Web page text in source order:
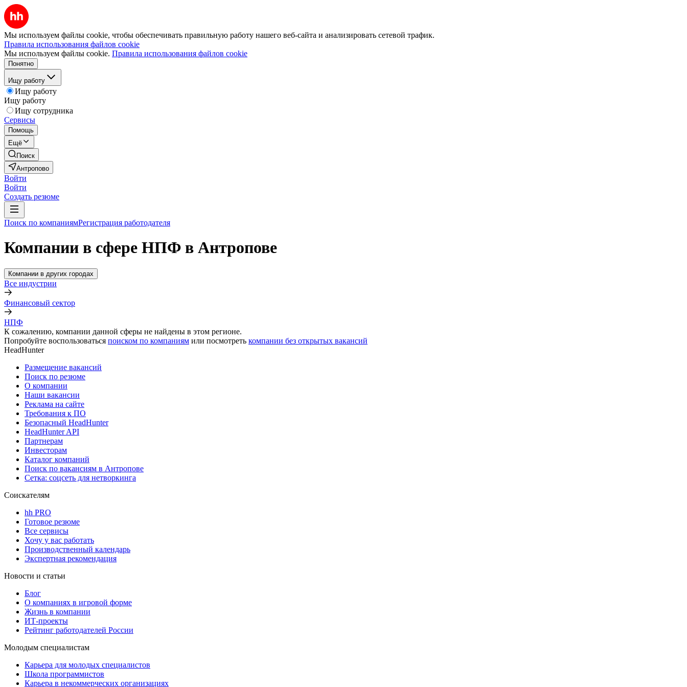
Мы используем файлы cookie, чтобы обеспечивать правильную работу нашего веб-сайта и анализировать сетевой трафик.
Правила использования файлов cookie
Мы используем файлы cookie. Правила использования файлов cookie
Понятно
Ищу работу
Ищу работу
Ищу работу
Ищу сотрудника
Сервисы
Помощь
Ещё
Поиск
Антропово
Войти
Войти
Создать резюме
Поиск по компаниямРегистрация работодателя
Компании в сфере НПФ в Антропове
Компании в других городах
Все индустрии
Финансовый сектор
НПФ
К сожалению, компании данной сферы не найдены в этом регионе.
Попробуйте воспользоваться поиском по компаниям или посмотреть компании без открытых вакансий
HeadHunter
Размещение вакансий
Поиск по резюме
О компании
Наши вакансии
Реклама на сайте
Требования к ПО
Безопасный HeadHunter
HeadHunter API
Партнерам
Инвесторам
Каталог компаний
Поиск по вакансиям в Антропове
Сетка: соцсеть для нетворкинга
Соискателям
hh PRO
Готовое резюме
Все сервисы
Хочу у вас работать
Производственный календарь
Экспертная рекомендация
Новости и статьи
Блог
О компаниях в игровой форме
Жизнь в компании
ИТ-проекты
Рейтинг работодателей России
Молодым специалистам
Карьера для молодых специалистов
Школа программистов
Карьера в некоммерческих организациях